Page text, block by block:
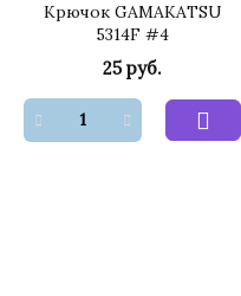
Крючок GAMAKATSU
5314F #4
25 руб.